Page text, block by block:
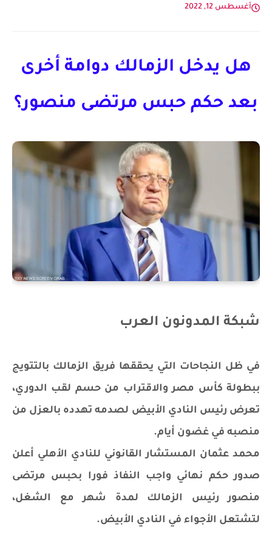
أغسطس 12, 2022
هل يدخل الزمالك دوامة أخرى
بعد حكم حبس مرتضى منصور؟
شبكة المدونون العرب
في ظل النجاحات التي يحققها فريق الزمالك بالتتويج
ببطولة كأس مصر والاقتراب من حسم لقب الدوري،
تعرض رئيس النادي الأبيض لصدمه تهدده بالعزل من
منصبه في غضون أيام.
محمد عثمان المستشار القانوني للنادي الأهلي أعلن
صدور حكم نهائي واجب النفاذ فورا بحبس مرتضى
منصور رئيس الزمالك لمدة شهر مع الشغل،
لتشتعل الأجواء في النادي الأبيض.